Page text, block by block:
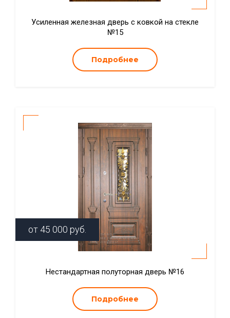
Усиленная железная дверь с ковкой на стекле
№15
Подробнее
от 45 000 руб.
Нестандартная полуторная дверь №16
Подробнее